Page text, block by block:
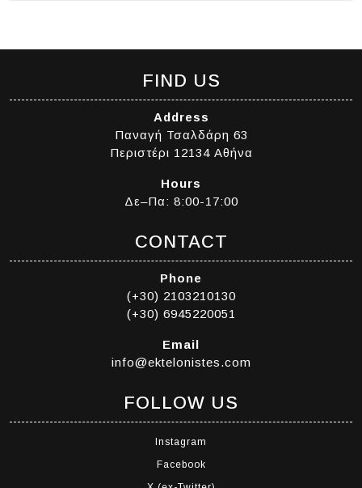
FIND US
Address
Παναγή Τσαλδάρη 63
Περιστέρι 12134 Αθήνα
Hours
Δε–Πα: 8:00-17:00
CONTACT
Phone
(+30) 2103210130
(+30) 6945220051
Email
info@ektelonistes.com
FOLLOW US
Instagram
Facebook